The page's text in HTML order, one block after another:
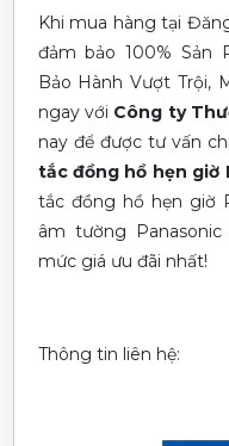
Khi mua hàng tại
đảm bảo 100% Sản
Bảo Hành Vượt Trội,
ngay với Công ty
nay để được tư vấn
tắc đồng hồ hẹn giờ
tắc đồng hồ hẹn giờ
âm tường Panasonic
mức giá ưu đãi nhất!
Thông tin liên hệ: